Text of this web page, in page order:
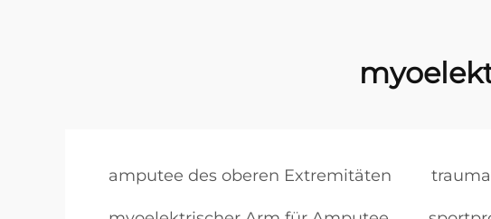
amputee des oberen Extremitäten